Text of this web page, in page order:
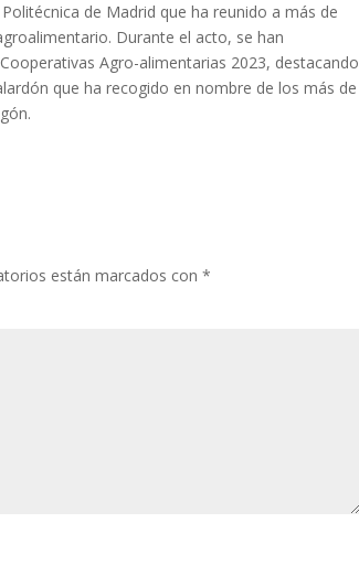
de Madrid que ha reunido a más de
Durante el acto, se han
Agro-alimentarias 2023, destacando
que ha recogido en nombre de los más de
están marcados con*